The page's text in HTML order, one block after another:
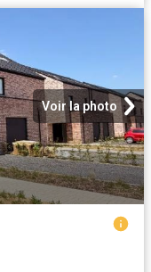
Voir la photo